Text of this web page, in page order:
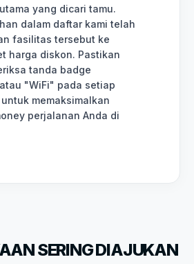
yang dicari tamu.
dalam daftar kami telah
fasilitas tersebut ke
harga diskon. Pastikan
tanda badge
"WiFi" pada setiap
memaksimalkan
perjalanan Anda di
SERING DIAJUKAN